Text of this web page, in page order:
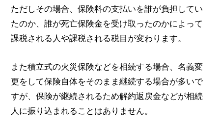
ただしその場合、保険料の支払いを誰が負担してい
たのか、誰が死亡保険金を受け取ったのかによって
課税される人や課税される税目が変わります。
また積立式の火災保険などを相続する場合、名義変
更をして保険自体をそのまま継続する場合が多いで
すが、保険が継続されるため解約返戻金などが相続
人に振り込まれることはありません。